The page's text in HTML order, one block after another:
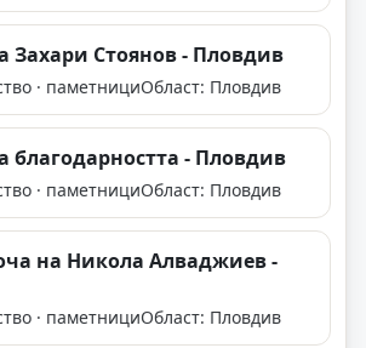
Захари Стоянов - Пловдив
· паметнициОбласт: Пловдив
благодарността - Пловдив
· паметнициОбласт: Пловдив
на Никола Алваджиев -
· паметнициОбласт: Пловдив